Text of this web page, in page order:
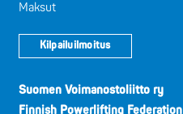
Maksut
Kilpailuilmoitus
Suomen Voimanostoliitto ry
Finnish Powerlifting Federation